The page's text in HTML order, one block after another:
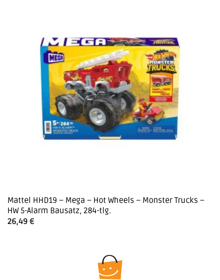
Mattel HHD19 – Mega – Hot Wheels – Monster Trucks –
HW 5-Alarm Bausatz, 284-tlg.
26,49 €